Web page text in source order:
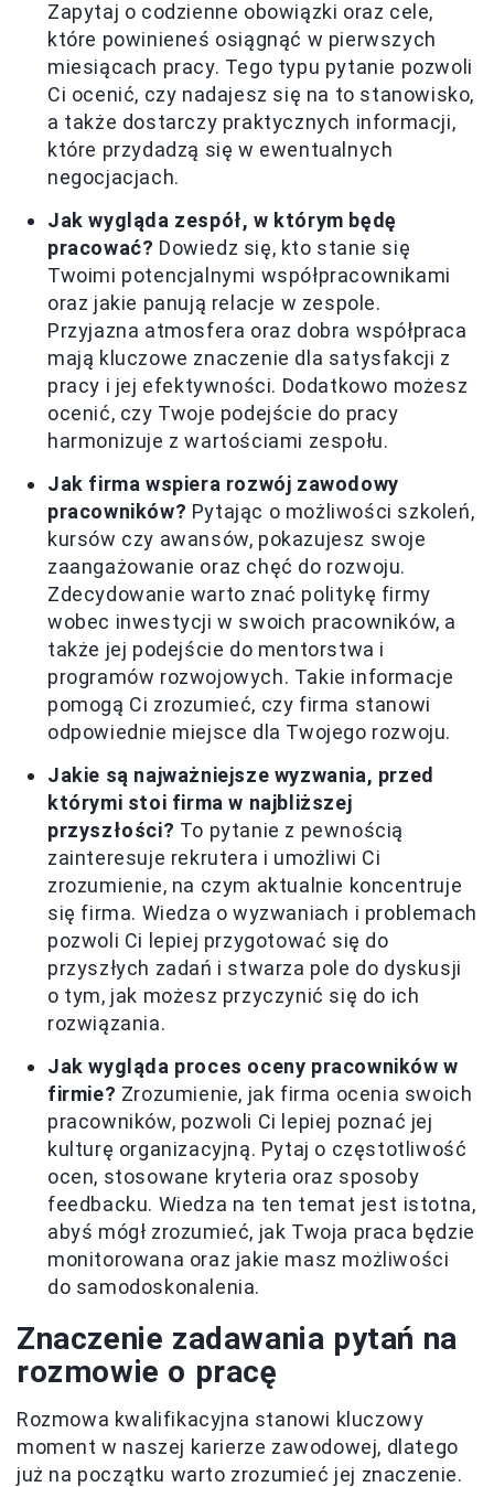
Zapytaj o codzienne obowiązki oraz cele,
które powinieneś osiągnąć w pierwszych
miesiącach pracy. Tego typu pytanie pozwoli
Ci ocenić, czy nadajesz się na to stanowisko,
a także dostarczy praktycznych informacji,
które przydadzą się w ewentualnych
negocjacjach.
Jak wygląda zespół, w którym będę
pracować? Dowiedz się, kto stanie się
Twoimi potencjalnymi współpracownikami
oraz jakie panują relacje w zespole.
Przyjazna atmosfera oraz dobra współpraca
mają kluczowe znaczenie dla satysfakcji z
pracy i jej efektywności. Dodatkowo możesz
ocenić, czy Twoje podejście do pracy
harmonizuje z wartościami zespołu.
Jak firma wspiera rozwój zawodowy
pracowników? Pytając o możliwości szkoleń,
kursów czy awansów, pokazujesz swoje
zaangażowanie oraz chęć do rozwoju.
Zdecydowanie warto znać politykę firmy
wobec inwestycji w swoich pracowników, a
także jej podejście do mentorstwa i
programów rozwojowych. Takie informacje
pomogą Ci zrozumieć, czy firma stanowi
odpowiednie miejsce dla Twojego rozwoju.
Jakie są najważniejsze wyzwania, przed
którymi stoi firma w najbliższej
przyszłości? To pytanie z pewnością
zainteresuje rekrutera i umożliwi Ci
zrozumienie, na czym aktualnie koncentruje
się firma. Wiedza o wyzwaniach i problemach
pozwoli Ci lepiej przygotować się do
przyszłych zadań i stwarza pole do dyskusji
o tym, jak możesz przyczynić się do ich
rozwiązania.
Jak wygląda proces oceny pracowników w
firmie? Zrozumienie, jak firma ocenia swoich
pracowników, pozwoli Ci lepiej poznać jej
kulturę organizacyjną. Pytaj o częstotliwość
ocen, stosowane kryteria oraz sposoby
feedbacku. Wiedza na ten temat jest istotna,
abyś mógł zrozumieć, jak Twoja praca będzie
monitorowana oraz jakie masz możliwości
do samodoskonalenia.
Znaczenie zadawania pytań na
rozmowie o pracę
Rozmowa kwalifikacyjna stanowi kluczowy
moment w naszej karierze zawodowej, dlatego
już na początku warto zrozumieć jej znaczenie.